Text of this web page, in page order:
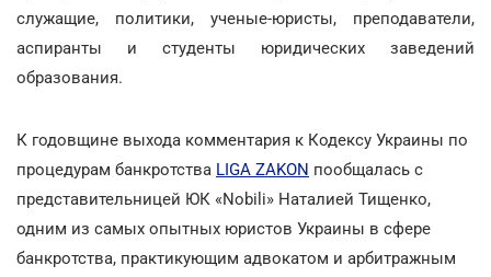
служащие, политики, ученые-юристы, преподаватели,
аспиранты и студенты юридических заведений
образования.
К годовщине выхода комментария к Кодексу Украины по
процедурам банкротства LIGA ZAKON пообщалась с
представительницей ЮК «Nobili» Наталией Тищенко,
одним из самых опытных юристов Украины в сфере
банкротства, практикующим адвокатом и арбитражным